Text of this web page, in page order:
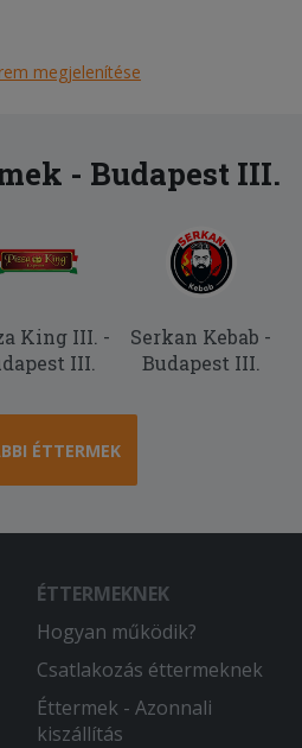
megjelenítése
- Budapest III.
King III. -
III.
Serkan Kebab -
Budapest III.
ÉTTERMEK
ÉTTERMEKNEK
Hogyan működik?
Csatlakozás éttermeknek
Éttermek - Azonnali
kiszállítás